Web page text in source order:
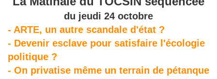
du jeudi 24 octobre
- ARTE, un autre scandale d'état ?
- Devenir esclave pour satisfaire l'écologie
politique ?
- On privatise même un terrain de pétanque